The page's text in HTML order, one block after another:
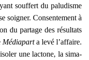
souf­fert du palu­disme
soi­gner. Consen­te­ment à
du par­tage des résul­tats
Média­parta levé l’affaire.
une lac­tone, la sima­